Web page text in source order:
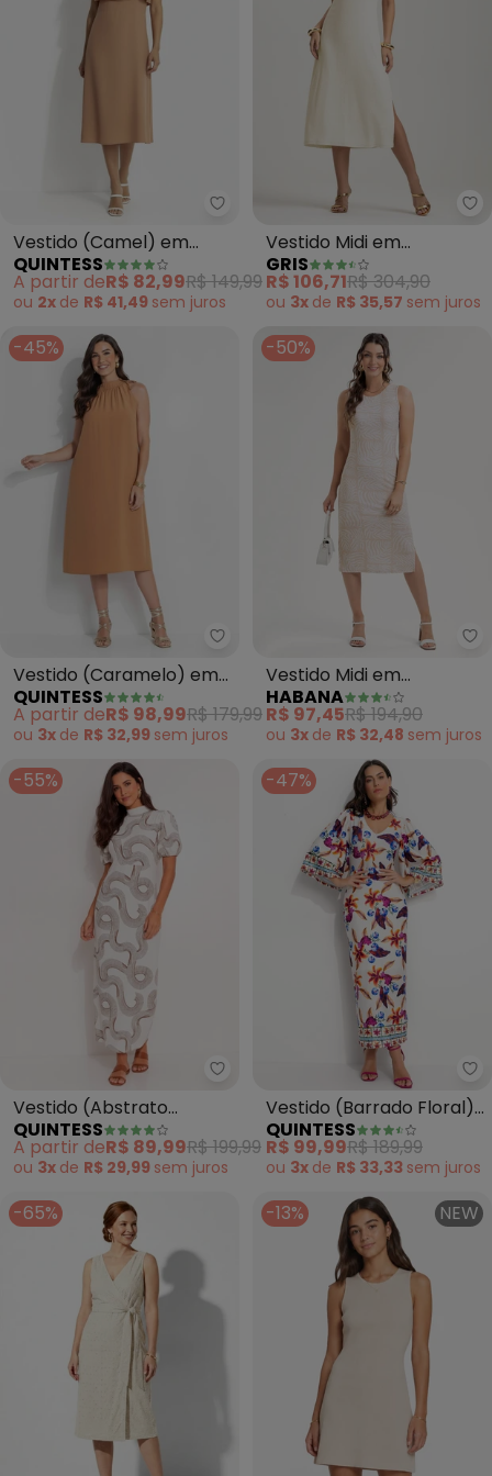
Quintess - Vestido (Camel) em
Vestido (Camel) em
Crepe Plano
QUINTESS
A partir deR$ 82,99R$ 149,99
ou 2x de R$ 41,49 sem juros
Vestido Midi em
Canelado (Bege)
GRIS
R$ 106,71R$ 304,90
ou 3x de R$ 35,57 sem juros
-45%
Quintess - Vestido (Caramelo)
Vestido (Caramelo) em
Tecido de Alfaiataria
QUINTESS
A partir deR$ 98,99R$ 179,99
ou 3x de R$ 32,99 sem juros
-50%
Vestido Midi em
Canelado (Bege)
HABANA
R$ 97,45R$ 194,90
ou 3x de R$ 32,48 sem juros
-55%
Quintess - Vestido (Abstrato
Vestido (Abstrato
Bicolor) em Canelado
QUINTESS
A partir deR$ 89,99R$ 199,99
ou 3x de R$ 29,99 sem juros
-47%
Vestido (Barrado Floral)
em Malha Fria
QUINTESS
R$ 99,99R$ 189,99
ou 3x de R$ 33,33 sem juros
-65% -13% NEW